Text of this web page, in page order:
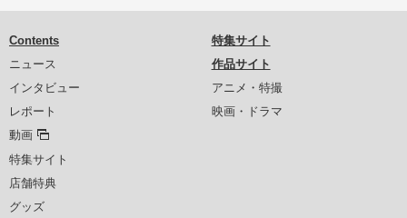
Contents
ニュース
インタビュー
レポート
動画
特集サイト
店舗特典
グッズ
特集サイト
作品サイト
アニメ・特撮
映画・ドラマ